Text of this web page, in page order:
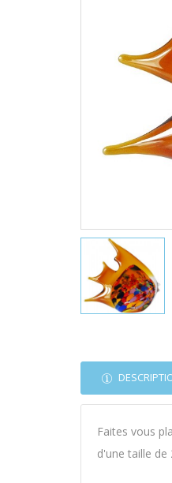
Faites vous
d'une taille de